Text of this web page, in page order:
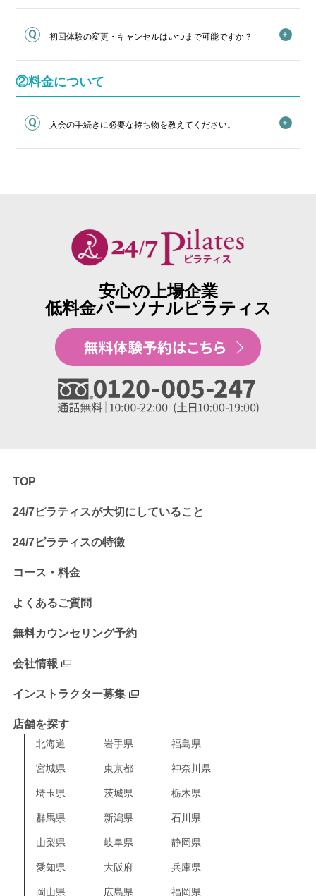
初回体験の変更・キャンセルはいつまで可能ですか？
②料金について
入会の手続きに必要な持ち物を教えてください。
安心の上場企業
低料金パーソナルピラティス
TOP
24/7ピラティスが大切にしていること
24/7ピラティスの特徴
コース・料金
よくあるご質問
無料カウンセリング予約
会社情報
インストラクター募集
店舗を探す
北海道 岩手県 福島県
宮城県 東京都 神奈川県
埼玉県 茨城県 栃木県
群馬県 新潟県 石川県
山梨県 岐阜県 静岡県
愛知県 大阪府 兵庫県
岡山県 広島県 福岡県